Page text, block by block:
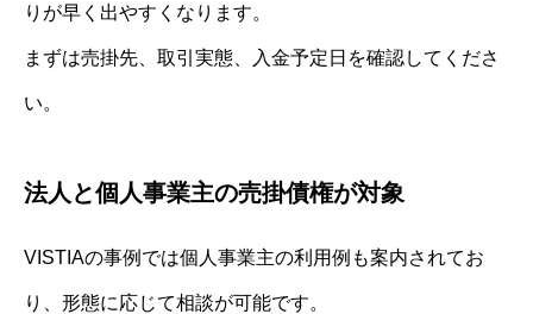
りが早く出やすくなります。
まずは売掛先、取引実態、入金予定日を確認してくださ
い。
法人と個人事業主の売掛債権が対象
VISTIAの事例では個人事業主の利用例も案内されてお
り、形態に応じて相談が可能です。